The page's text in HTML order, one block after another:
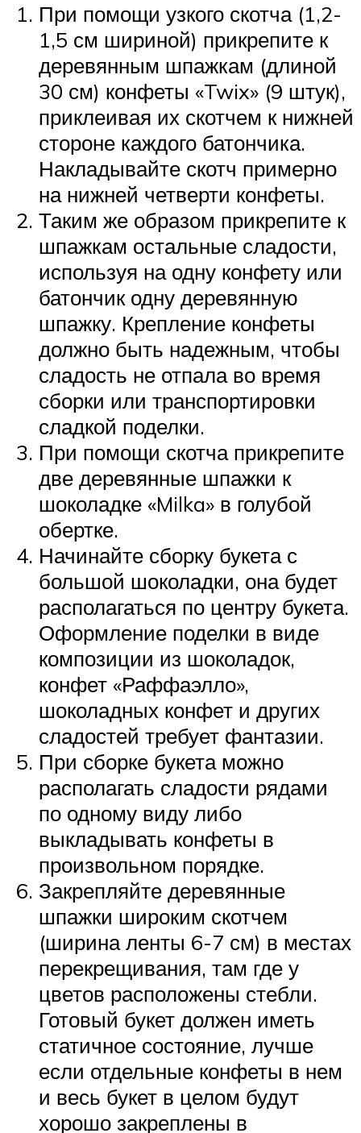
При помощи узкого скотча (1,2-
1,5 см шириной) прикрепите к
деревянным шпажкам (длиной
30 см) конфеты «Twix» (9 штук),
приклеивая их скотчем к нижней
стороне каждого батончика.
Накладывайте скотч примерно
на нижней четверти конфеты.
Таким же образом прикрепите к
шпажкам остальные сладости,
используя на одну конфету или
батончик одну деревянную
шпажку. Крепление конфеты
должно быть надежным, чтобы
сладость не отпала во время
сборки или транспортировки
сладкой поделки.
При помощи скотча прикрепите
две деревянные шпажки к
шоколадке «Milka» в голубой
обертке.
Начинайте сборку букета с
большой шоколадки, она будет
располагаться по центру букета.
Оформление поделки в виде
композиции из шоколадок,
конфет «Раффаэлло»,
шоколадных конфет и других
сладостей требует фантазии.
При сборке букета можно
располагать сладости рядами
по одному виду либо
выкладывать конфеты в
произвольном порядке.
Закрепляйте деревянные
шпажки широким скотчем
(ширина ленты 6-7 см) в местах
перекрещивания, там где у
цветов расположены стебли.
Готовый букет должен иметь
статичное состояние, лучше
если отдельные конфеты в нем
и весь букет в целом будут
хорошо закреплены в